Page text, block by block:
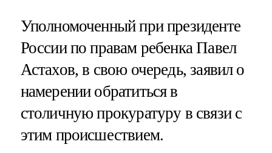
Уполномоченный при президенте
России по правам ребенка Павел
Астахов, в свою очередь, заявил о
намерении обратиться в
столичную прокуратуру в связи с
этим происшествием.